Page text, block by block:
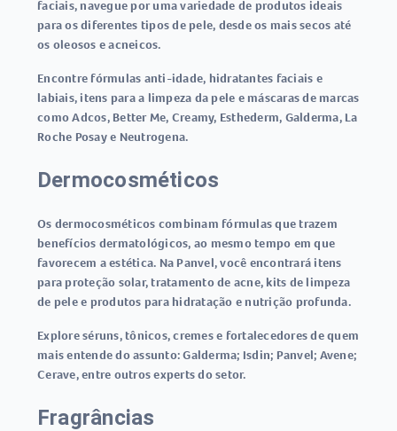
faciais, navegue por uma variedade de produtos ideais
para os diferentes tipos de pele, desde os mais secos até
os oleosos e acneicos.
Encontre fórmulas anti-idade, hidratantes faciais e
labiais, itens para a limpeza da pele e máscaras de marcas
como Adcos, Better Me, Creamy, Esthederm, Galderma, La
Roche Posay e Neutrogena.
Dermocosméticos
Os dermocosméticos combinam fórmulas que trazem
benefícios dermatológicos, ao mesmo tempo em que
favorecem a estética. Na Panvel, você encontrará itens
para proteção solar, tratamento de acne, kits de limpeza
de pele e produtos para hidratação e nutrição profunda.
Explore séruns, tônicos, cremes e fortalecedores de quem
mais entende do assunto: Galderma; Isdin; Panvel; Avene;
Cerave, entre outros experts do setor.
Fragrâncias